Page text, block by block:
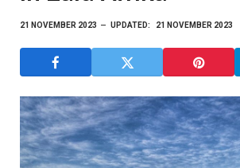
21 NOVEMBER 2023 UPDATED: 21 NOVEMBER 2023